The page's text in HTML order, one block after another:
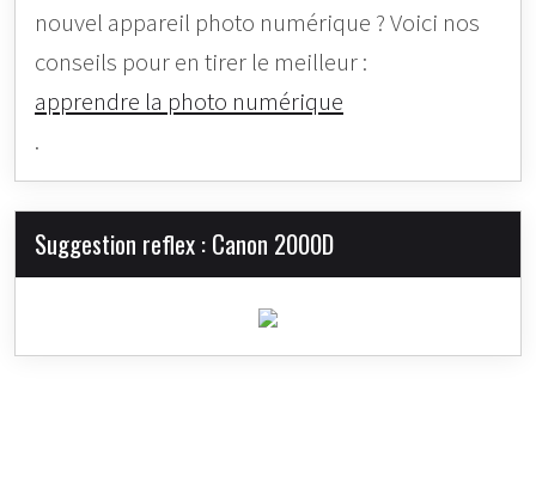
nouvel appareil photo numérique ? Voici nos
conseils pour en tirer le meilleur :
apprendre la photo numérique
.
Suggestion reflex : Canon 2000D